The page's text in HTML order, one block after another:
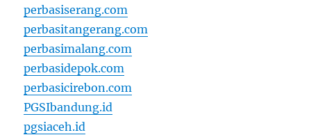
perbasiserang.com
perbasitangerang.com
perbasimalang.com
perbasidepok.com
perbasicirebon.com
PGSIbandung.id
pgsiaceh.id